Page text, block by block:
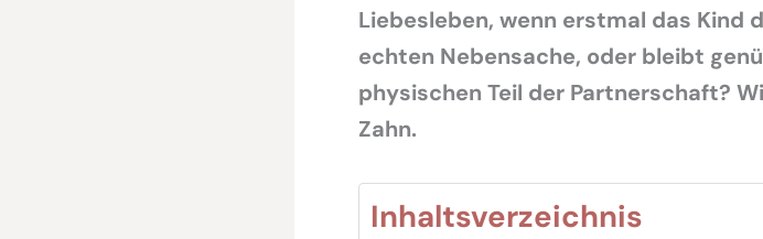
Liebesleben, wenn erstmal das Kind
echten Nebensache, oder bleibt
physischen Teil der Partnerschaft?
Zahn.
Inhaltsverzeichnis